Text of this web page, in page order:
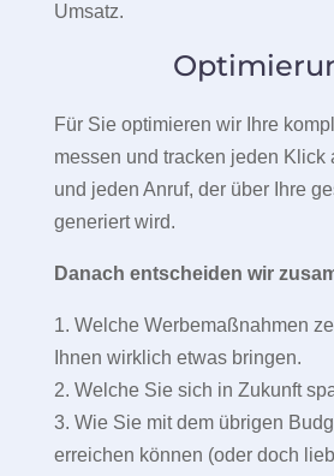
Umsatz.
Für Sie optimieren wir Ihre
messen und tracken jeden Klick
und jeden Anruf, der über Ihre
generiert wird.
Danach entscheiden wir
1. Welche Werbemaßnahmen
Ihnen wirklich etwas bringen.
2. Welche Sie sich in Zukunft
3. Wie Sie mit dem übrigen
erreichen können (oder doch